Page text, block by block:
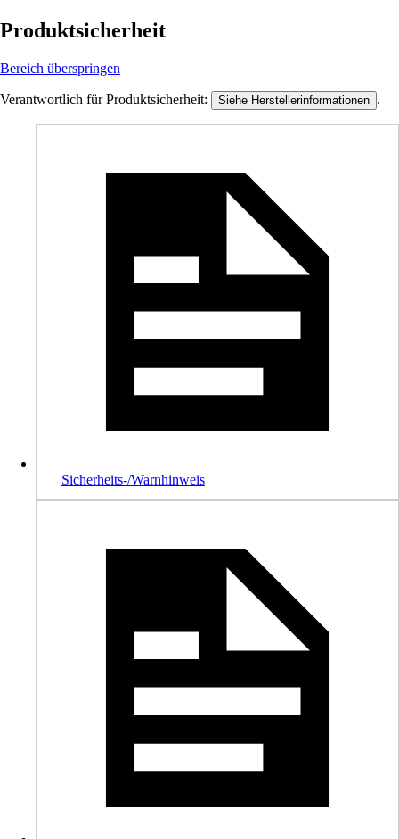
Produktsicherheit
Bereich überspringen
Verantwortlich für Produktsicherheit: Siehe Herstellerinformationen .
Sicherheits-/Warnhinweis